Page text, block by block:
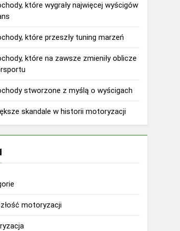
które wygrały najwięcej wyścigów
które przeszły tuning marzeń
które na zawsze zmieniły oblicze
stworzone z myślą o wyścigach
skandale w historii motoryzacji
motoryzacji